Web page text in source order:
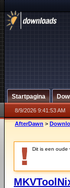
Startpagina
8/9/2026 9:41:53 AM
AfterDawn >
Dit is een oude